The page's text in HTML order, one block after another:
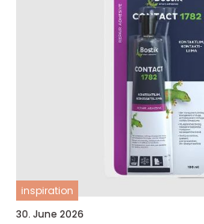
inspiration
30. June 2026